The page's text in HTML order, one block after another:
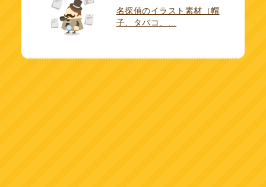
名探偵のイラスト素材（帽
子、タバコ、…